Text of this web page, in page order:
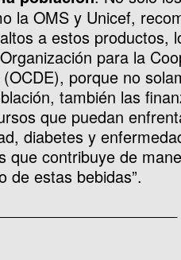
la OMS y Unicef,
a estos productos,
para la
porque no
también las
que puedan
diabetes y
que contribuye de
de estas bebidas”.